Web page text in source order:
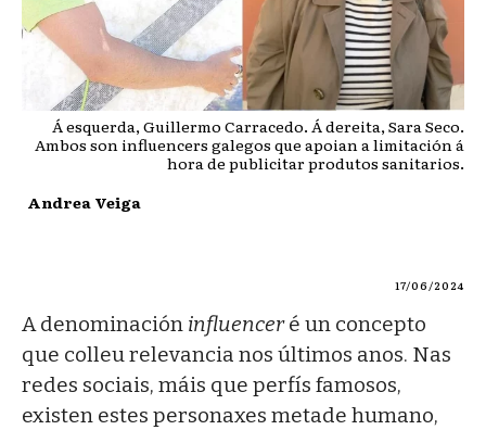
Á esquerda, Guillermo Carracedo. Á dereita, Sara Seco.
Ambos son influencers galegos que apoian a limitación á
hora de publicitar produtos sanitarios.
Andrea Veiga
17/06/2024
A denominación influenceré un concepto
que colleu relevancia nos últimos anos. Nas
redes sociais, máis que perfís famosos,
existen estes personaxes metade humano,